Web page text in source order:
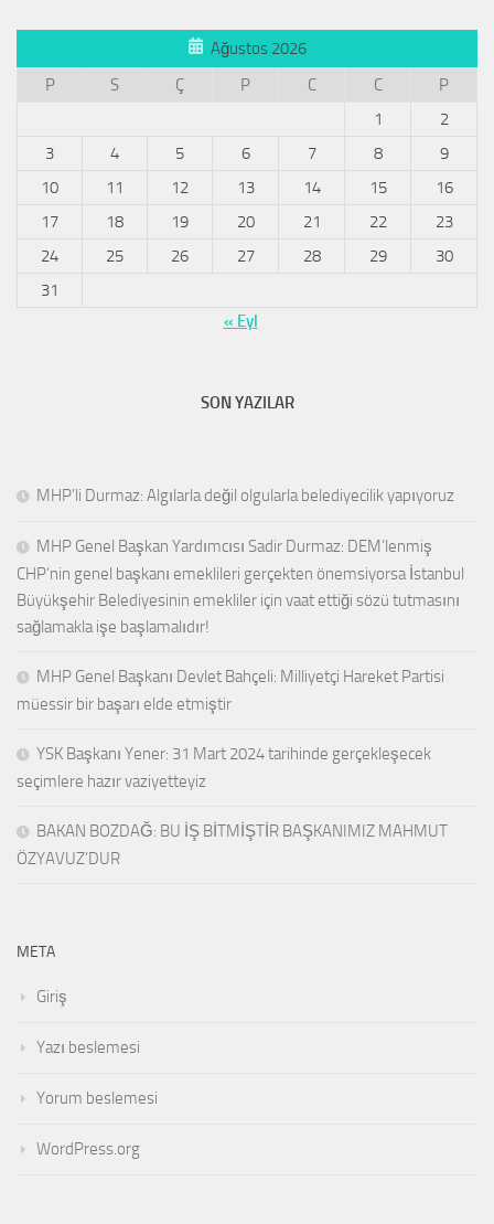
Ağustos 2026
P
S Ç P C C
P
1
2
3
4 5 6 7 8
9
10
11 12 13 14 15
16
17
18 19 20 21 22
23
24
25 26 27 28 29
30
31
« Eyl
SON YAZILAR
MHP’li Durmaz: Algılarla değil olgularla belediyecilik yapıyoruz
MHP Genel Başkan Yardımcısı Sadir Durmaz: DEM’lenmiş
CHP’nin genel başkanı emeklileri gerçekten önemsiyorsa İstanbul
Büyükşehir Belediyesinin emekliler için vaat ettiği sözü tutmasını
sağlamakla işe başlamalıdır!
MHP Genel Başkanı Devlet Bahçeli: Milliyetçi Hareket Partisi
müessir bir başarı elde etmiştir
YSK Başkanı Yener: 31 Mart 2024 tarihinde gerçekleşecek
seçimlere hazır vaziyetteyiz
BAKAN BOZDAĞ: BU İŞ BİTMİŞTİR BAŞKANIMIZ MAHMUT
ÖZYAVUZ’DUR
META
Giriş
Yazı beslemesi
Yorum beslemesi
WordPress.org